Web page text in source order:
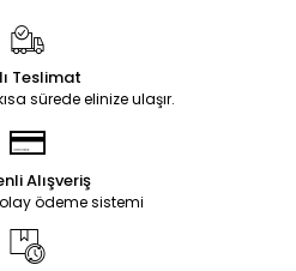
Teslimat
sürede elinize ulaşır.
Alışveriş
ödeme sistemi